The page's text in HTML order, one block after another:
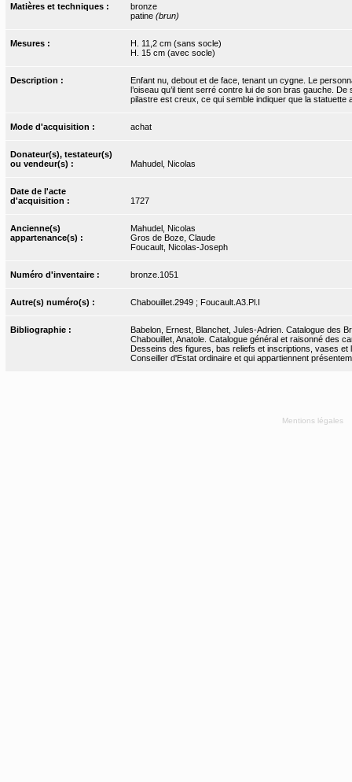
Matières et techniques :
bronze
patine (brun)
Mesures :
H. 11,2 cm (sans socle)
H. 15 cm (avec socle)
Description :
Enfant nu, debout et de face, tenant un cygne. Le
l’oiseau qu’il tient serré contre lui de son bras gauche.
pilastre est creux, ce qui semble indiquer que la statuette
Mode d'acquisition : achat
Donateur(s), testateur(s)
ou vendeur(s) :
Mahudel, Nicolas
Date de l'acte
d'acquisition :
1727
Ancienne(s)
appartenance(s) :
Mahudel, Nicolas
Gros de Boze, Claude
Foucault, Nicolas-Joseph
Numéro d'inventaire : bronze.1051
Autre(s) numéro(s) : Chabouillet.2949 ; Foucault.A3.Pl.I
Bibliographie :
Babelon, Ernest, Blanchet, Jules-Adrien. Catalogue des
Chabouillet, Anatole. Catalogue général et raisonné des
Desseins des figures, bas reliefs et inscriptions, vases
Conseiller d'Estat ordinaire et qui appartiennent
Mentions légales